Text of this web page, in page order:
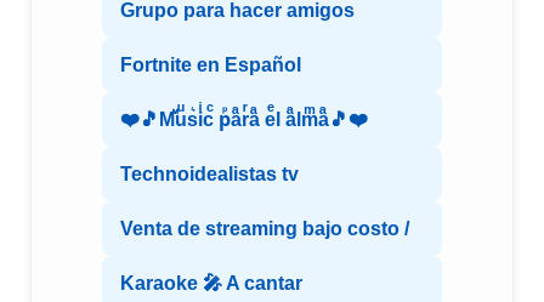
Grupo para hacer amigos
Fortnite en Español
❤️🎵Mⷨuͧs͛iͥcͨ рⷬaͣrͬaͣ eͤl aͣlmͫaͣ🎵❤️
Technoidealistas tv
Venta de streaming bajo costo /
Karaoke 🎤 A cantar